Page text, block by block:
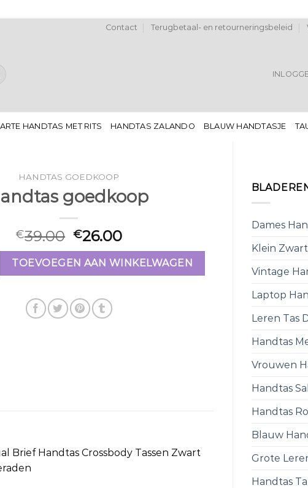
Contact Terugbetaal- en retourneringsbeleid
HANDTAS MET RITS HANDTAS ZALANDO BLAUW HANDTASJE
Dames
Klein
Vintage
Laptop
Leren Tas
Handtas
Vrouwen
Handtas
Handtas
Blauw
Grote
Handtas
HANDTAS GOEDKOOP
goedkoop
€39.00 €26.00
aantal
TOEVOEGEN AAN WINKELWAGEN
Brief Handtas Crossbody Tassen Zwart